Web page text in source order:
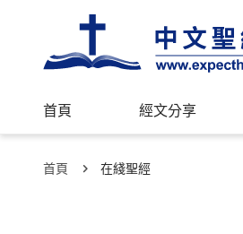
首頁 經文分享
首頁 在綫聖經